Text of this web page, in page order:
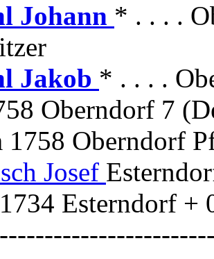
Johann * . . . .
Jakob * . . . .
Oberndorf 7
1758 Oberndorf
Josef
Esterndorf +